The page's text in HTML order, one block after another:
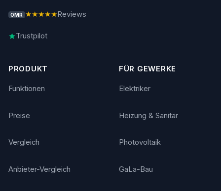
OMR ★★★★★ Reviews
Trustpilot
PRODUKT
Funktionen
Preise
Vergleich
Anbieter-Vergleich
FÜR GEWERKE
Elektriker
Heizung & Sanitär
Photovoltaik
GaLa-Bau